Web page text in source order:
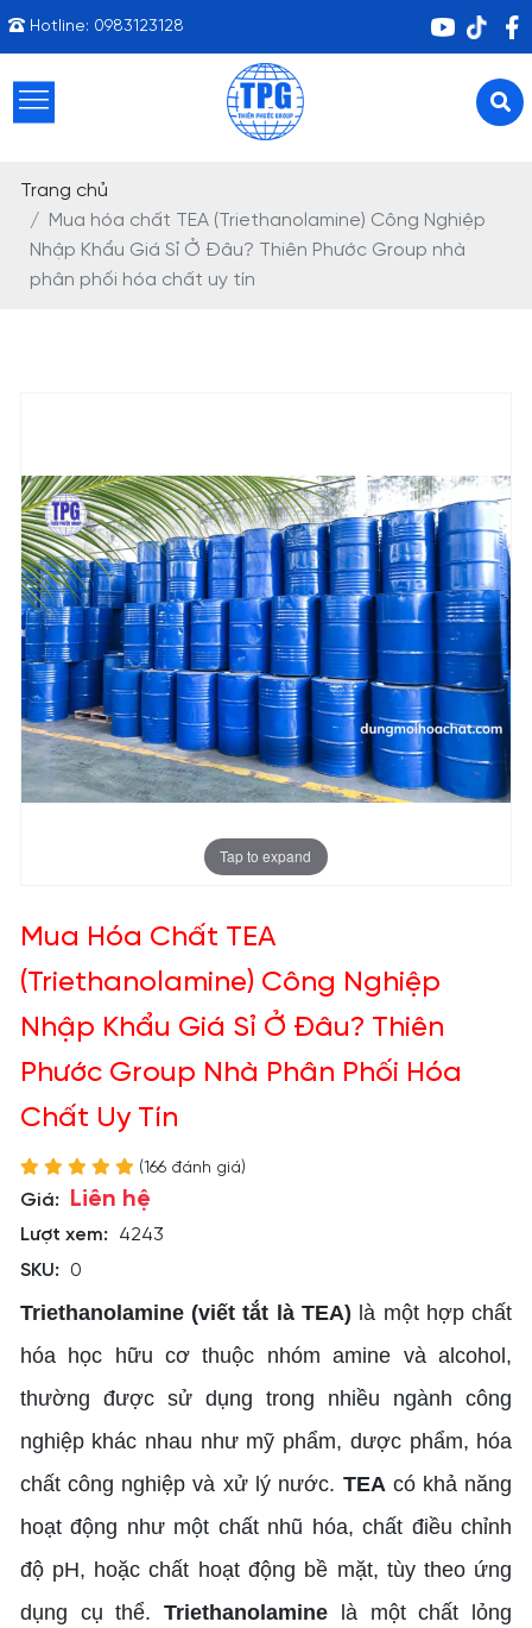
Hotline: 0983123128
Trang chủ
Mua hóa chất TEA (Triethanolamine) Công Nghiệp
Nhập Khẩu Giá Sỉ Ở Đâu? Thiên Phước Group nhà
phân phối hóa chất uy tín
Tap to expand
Mua Hóa Chất TEA
(Triethanolamine) Công Nghiệp
Nhập Khẩu Giá Sỉ Ở Đâu? Thiên
Phước Group Nhà Phân Phối Hóa
Chất Uy Tín
(166 đánh giá)
Giá: Liên hệ
Lượt xem:
4243
SKU: 0
Triethanolamine (viết tắt là TEA) là một hợp chất
hóa học hữu cơ thuộc nhóm amine và alcohol,
thường được sử dụng trong nhiều ngành công
nghiệp khác nhau như mỹ phẩm, dược phẩm, hóa
chất công nghiệp và xử lý nước. TEA có khả năng
hoạt động như một chất nhũ hóa, chất điều chỉnh
độ pH, hoặc chất hoạt động bề mặt, tùy theo ứng
dụng cụ thể.Triethanolamine là một chất lỏng